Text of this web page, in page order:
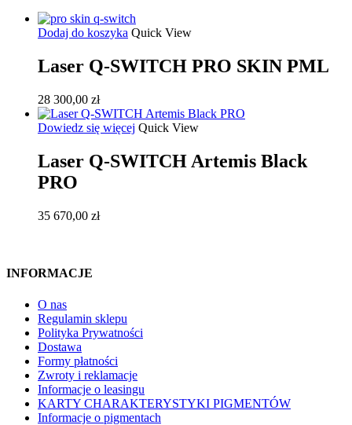
Dodaj do koszyka Quick View
Laser Q-SWITCH PRO SKIN PML
28 300,00 zł
Dowiedz się więcej Quick View
Laser Q-SWITCH Artemis Black
PRO
35 670,00 zł
INFORMACJE
O nas
Regulamin sklepu
Polityka Prywatności
Dostawa
Formy płatności
Zwroty i reklamacje
Informacje o leasingu
KARTY CHARAKTERYSTYKI PIGMENTÓW
Informacje o pigmentach